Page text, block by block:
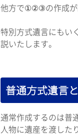
他方で①②③の作成が
特別方式遺言にもい
説いたします。
普通方式遺言
通常作成するのは普
人物に遺産を渡した